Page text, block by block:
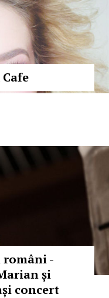
-
și
concert